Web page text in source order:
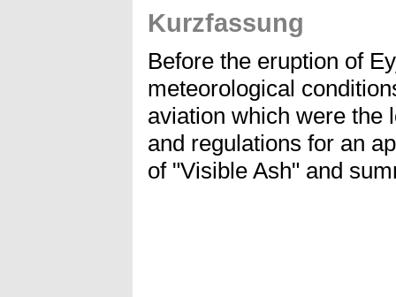
Kurzfassung
Before the eruption of
meteorological
aviation which were the
and regulations for an
of "Visible Ash" and